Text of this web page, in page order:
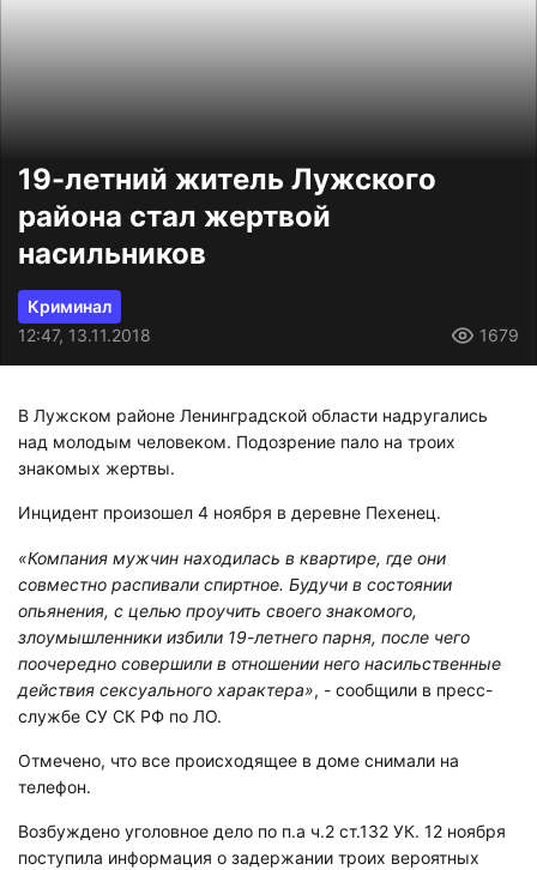
19-летний житель Лужского
района стал жертвой
насильников
Криминал
12:47, 13.11.2018
1679
В Лужском районе Ленинградской области надругались
над молодым человеком. Подозрение пало на троих
знакомых жертвы.
Инцидент произошел 4 ноября в деревне Пехенец.
«Компания мужчин находилась в квартире, где они
совместно распивали спиртное. Будучи в состоянии
опьянения, с целью проучить своего знакомого,
злоумышленники избили 19-летнего парня, после чего
поочередно совершили в отношении него насильственные
действия сексуального характера», - сообщили в пресс-
службе СУ СК РФ по ЛО.
Отмечено, что все происходящее в доме снимали на
телефон.
Возбуждено уголовное дело по п.а ч.2 ст.132 УК. 12 ноября
поступила информация о задержании троих вероятных